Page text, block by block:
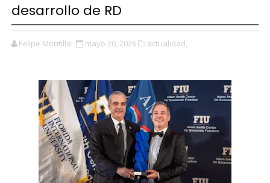
desarrollo de RD
Felipe Montilla mayo 20, 2026 actualidad,